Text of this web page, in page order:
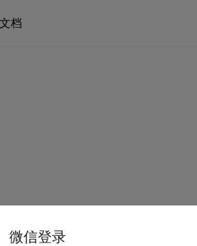
文档
微信登录